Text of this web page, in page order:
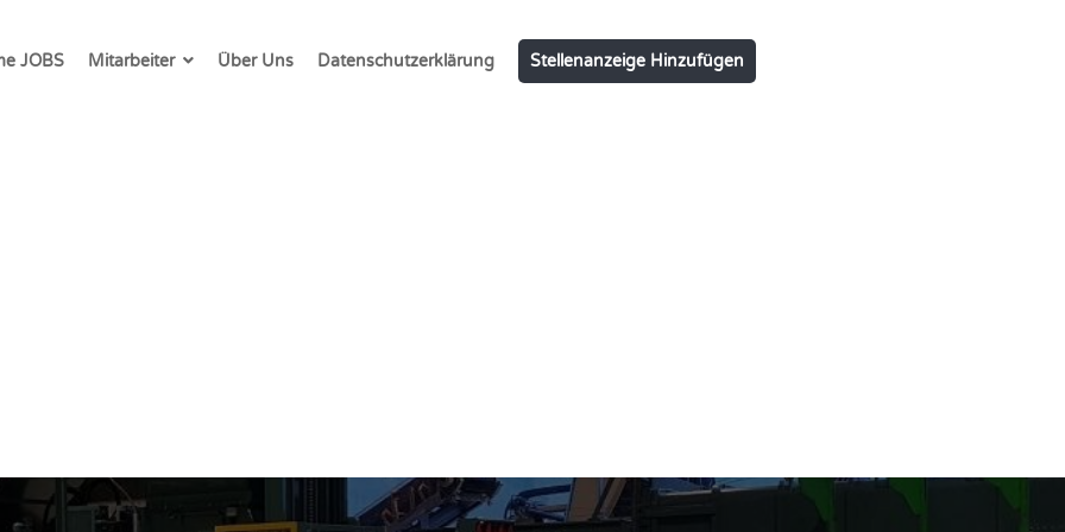
JOBS Mitarbeiter Über Uns Datenschutzerklärung Stellenanzeige Hinzufügen